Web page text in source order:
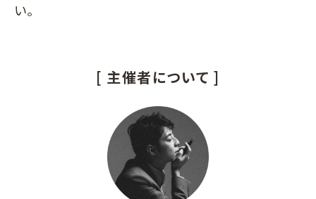
い。
[ 主催者について ]